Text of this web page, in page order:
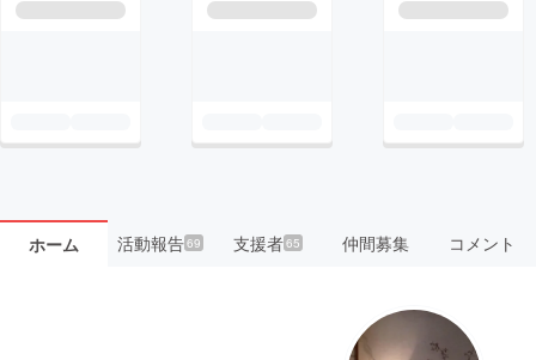
ホーム 活動報告69 支援者65 仲間募集 コメント